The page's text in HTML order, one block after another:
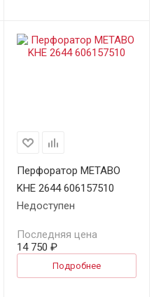
Перфоратор METABO
KHE 2644 606157510
Недоступен
Последняя цена
14 750 ₽
Подробнее